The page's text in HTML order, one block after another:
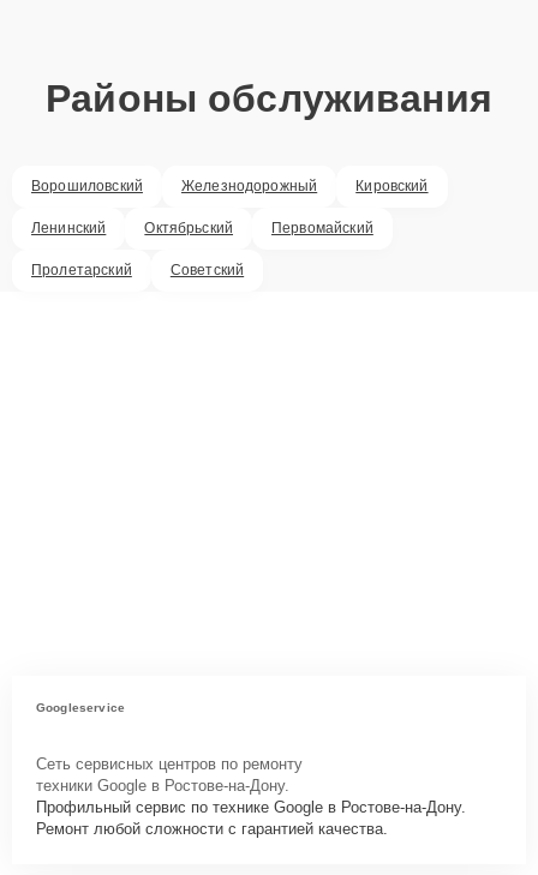
Районы обслуживания
Ворошиловский Железнодорожный Кировский
Ленинский Октябрьский Первомайский
Пролетарский Советский
Googleservice
Сеть сервисных центров по ремонту
техники Google в Ростове-на-Дону.
Профильный сервис по технике Google в Ростове-на-Дону.
Ремонт любой сложности с гарантией качества.